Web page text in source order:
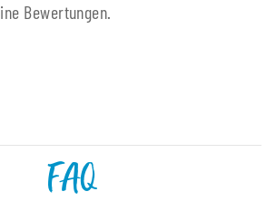
Bewertungen.
FAQ